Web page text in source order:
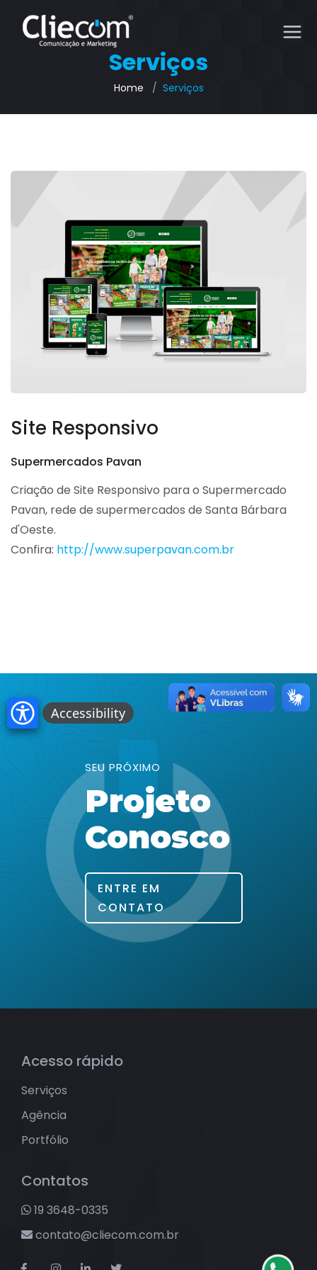
Serviços
Home Serviços
Site Responsivo
Supermercados Pavan
Criação de Site Responsivo para o Supermercado
Pavan, rede de supermercados de Santa Bárbara
d'Oeste.
Confira: http://www.superpavan.com.br
SEU PRÓXIMO
Projeto
Conosco
ENTRE EM
CONTATO
Acesso rápido
Serviços
Agência
Portfólio
Contatos
19 3648-0335
contato@cliecom.com.br